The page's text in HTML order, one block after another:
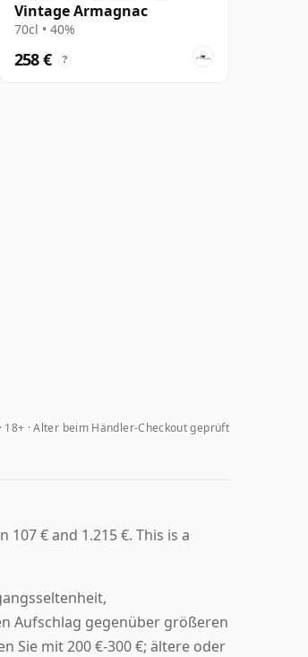
Vintage Armagnac
70cl • 40%
258 € ?
18+ · Alter beim Händler-Checkout geprüft
€ and 1.215 €. This is a
Aufschlag gegenüber größeren
Sie mit 200 €-300 €; ältere oder